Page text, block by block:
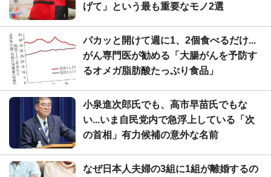
げて」という最も重要なモノ2選
パカッと開けて週に1、2個食べるだけ...
がん専門医が勧める「大腸がんを予防す
るオメガ脂肪酸たっぷり食品」
小泉進次郎氏でも、高市早苗氏でもな
い...いま自民党内で急浮上している「次
の首相」有力候補の意外な名前
なぜ日本人夫婦の3組に1組が離婚するの